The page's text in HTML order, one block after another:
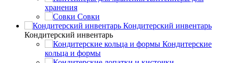
хранения
Совки
Кондитерский инвентарь
Кондитерский инвентарь
Кондитерские
кольца и формы